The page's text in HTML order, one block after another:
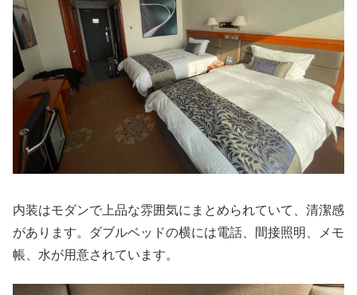
内装はモダンで上品な雰囲気にまとめられていて、清潔感
があります。ダブルベッドの横には電話、間接照明、メモ
帳、水が用意されています。